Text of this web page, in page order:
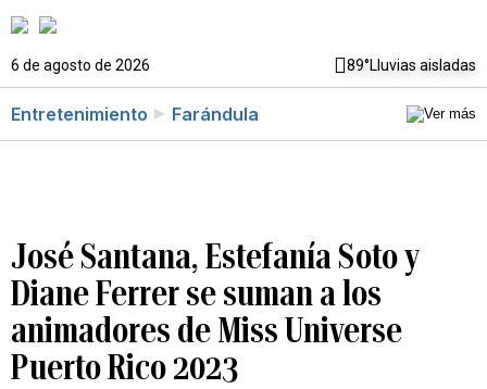
6 de agosto de 2026 89°Lluvias aisladas
Entretenimiento Farándula
José Santana, Estefanía Soto y
Diane Ferrer se suman a los
animadores de Miss Universe
Puerto Rico 2023